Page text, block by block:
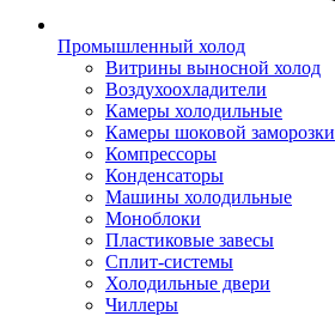
Промышленный холод
Витрины выносной холод
Воздухоохладители
Камеры холодильные
Камеры шоковой заморозки
Компрессоры
Конденсаторы
Машины холодильные
Моноблоки
Пластиковые завесы
Сплит-системы
Холодильные двери
Чиллеры